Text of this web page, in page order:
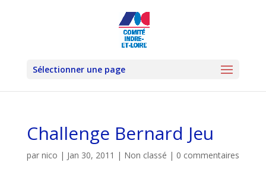
Sélectionner une page
Challenge Bernard Jeu
par nico | Jan 30, 2011 | Non classé | 0 commentaires